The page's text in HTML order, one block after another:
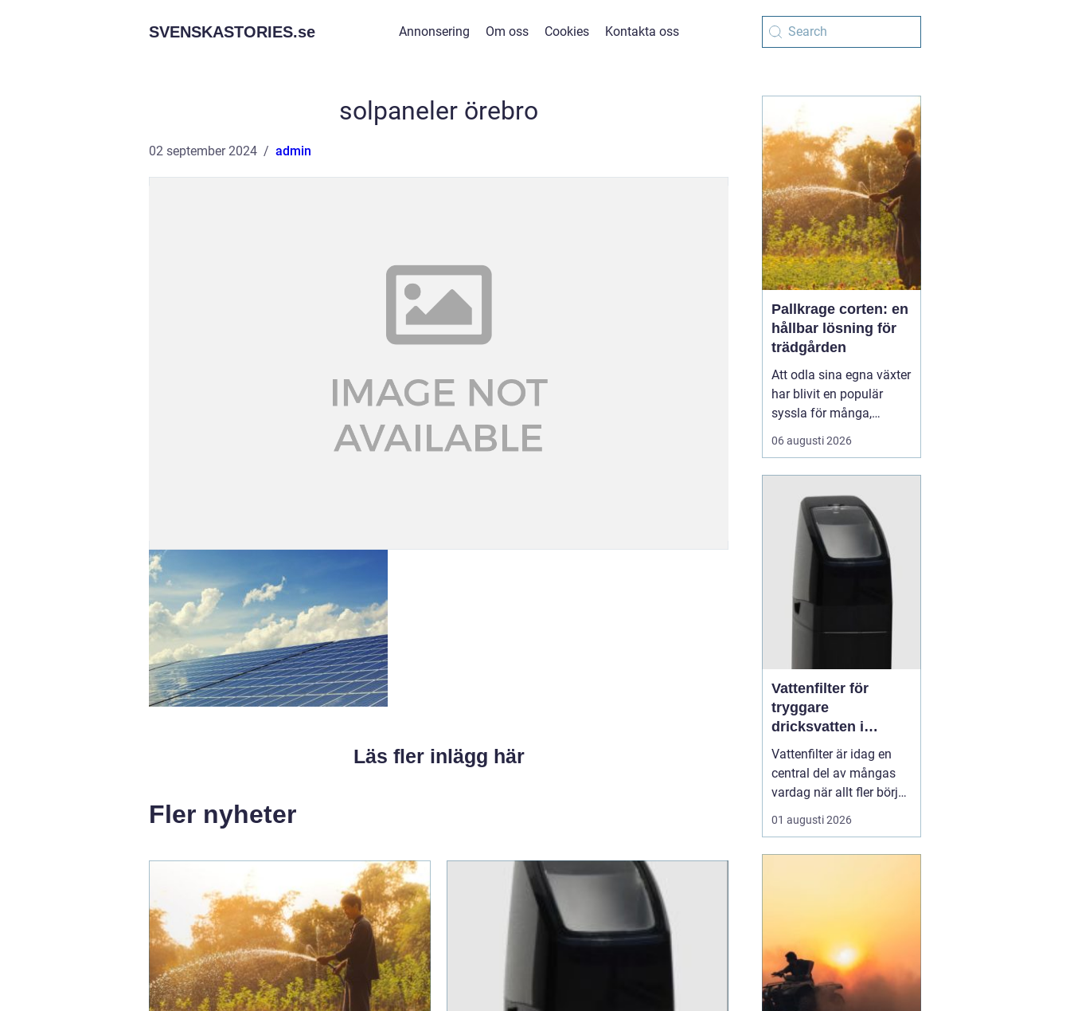
SVENSKASTORIES.se Annonsering Om oss Cookies Kontakta oss
solpaneler örebro
02 september 2024 admin
Läs fler inlägg här
Fler nyheter
Pallkrage corten: en
hållbar lösning för
trädgården
Att odla sina egna växter
har blivit en populär
syssla för många,
oavsett om det handlar
om att ha en prunkande
balkongträdgård i stan.
En av de mest effektiva
och este...
06 augusti 2026
Vattenfilter för
tryggare
dricksvatten i
vardagen
Vattenfilter är idag en
central del av mångas
vardag när allt fler börjar
fundera på kvaliteten på
vattnet som kommer ur
hårt vat...
01 augusti 2026